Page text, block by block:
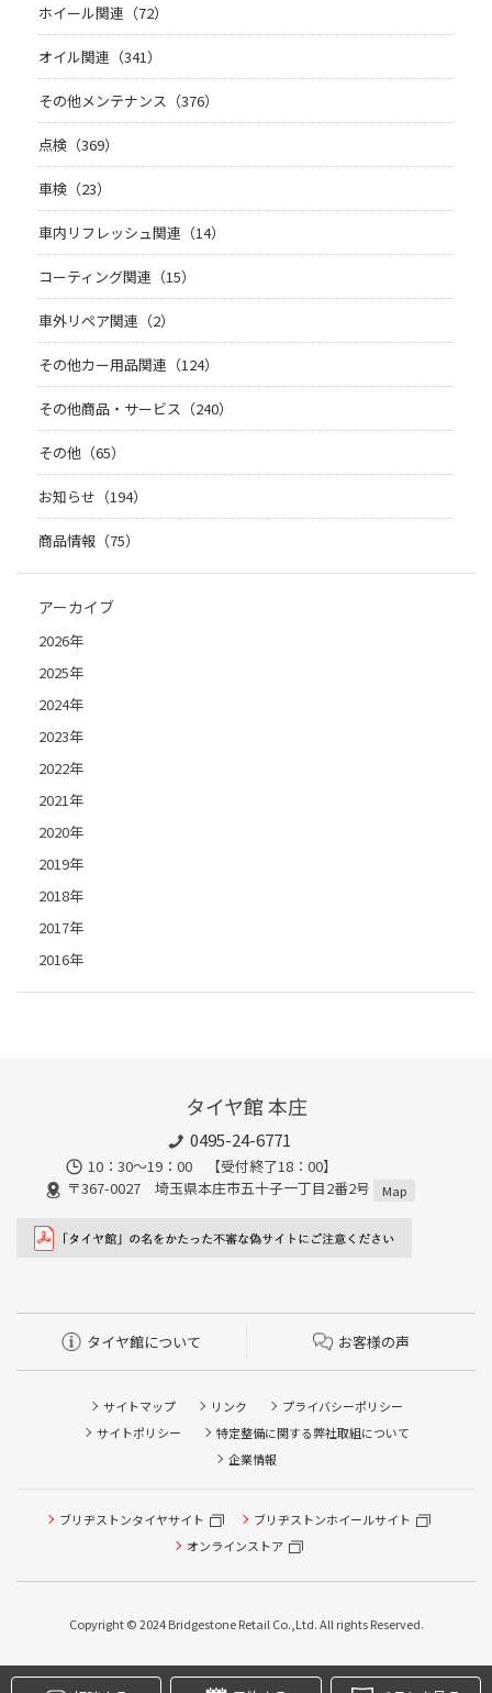
ホイール関連（72）
オイル関連（341）
その他メンテナンス（376）
点検（369）
車検（23）
車内リフレッシュ関連（14）
コーティング関連（15）
車外リペア関連（2）
その他カー用品関連（124）
その他商品・サービス（240）
その他（65）
お知らせ（194）
商品情報（75）
アーカイブ
2026年
2025年
2024年
2023年
2022年
2021年
2020年
2019年
2018年
2017年
2016年
タイヤ館 本庄
0495-24-6771
10：30～19：00 【受付終了18：00】
〒367-0027 埼玉県本庄市五十子一丁目2番2号
Map
タイヤ館について お客様の声
サイトマップ リンク
プライバシーポリシー
サイトポリシー
特定整備に関する弊社取組について
企業情報
ブリヂストンタイヤサイト
ブリヂストンホイールサイト
オンラインストア
Copyright © 2024 Bridgestone Retail Co.,Ltd. All rights Reserved.
タイヤ点検・安全点検/タイヤ履き替え/オイル交換/その他
ピット作業の予約
本日のタイヤ履き替え順番待ち予約 ※クローク契約会員の